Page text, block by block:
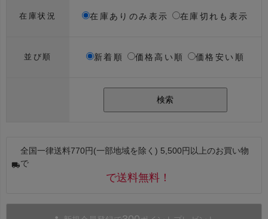
在庫状況 在庫ありのみ表示 在庫切れも表示
並び順 新着順 価格高い順 価格安い順
検索
全国一律送料770円(一部地域を除く) 5,500円以上のお買い物
で
で送料無料！